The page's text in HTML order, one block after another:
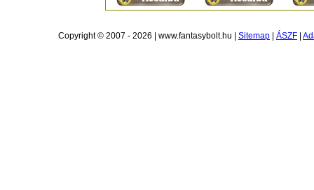
Copyright © 2007 - 2026 | www.fantasybolt.hu | Sitemap ÁSZF